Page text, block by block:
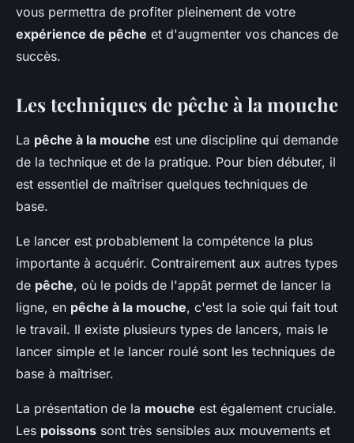
vous permettra de profiter pleinement de votre
expérience de pêche et d'augmenter vos chances de
succès.
Les techniques de pêche à la mouche
La pêche à la mouche est une discipline qui demande
de la technique et de la pratique. Pour bien débuter, il
est essentiel de maîtriser quelques techniques de
base.
Le lancer est probablement la compétence la plus
importante à acquérir. Contrairement aux autres types
de pêche, où le poids de l'appât permet de lancer la
ligne, en pêche à la mouche, c'est la soie qui fait tout
le travail. Il existe plusieurs types de lancers, mais le
lancer simple et le lancer roulé sont les techniques de
base à maîtriser.
La présentation de la mouche est également cruciale.
Les poissons sont très sensibles aux mouvements et